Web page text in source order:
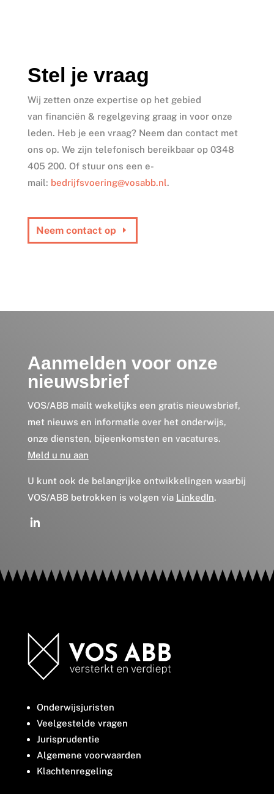
Stel je vraag
Wij zetten onze expertise op het gebied
van financiën & regelgeving graag in voor onze
leden. Heb je een vraag? Neem dan contact met
ons op. We zijn telefonisch bereikbaar op 0348
405 200. Of stuur ons een e-
mail: bedrijfsvoering@vosabb.nl.
Neem contact op
Aanmelden voor onze
nieuwsbrief
VOS/ABB mailt wekelijks een gratis nieuwsbrief,
met nieuws en informatie over het onderwijs,
onze diensten, bijeenkomsten en vacatures.
Meld u nu aan
U kunt ook de belangrijke ontwikkelingen waarbij
VOS/ABB betrokken is volgen via LinkedIn.
Onderwijsjuristen
Veelgestelde vragen
Jurisprudentie
Algemene voorwaarden
Klachtenregeling